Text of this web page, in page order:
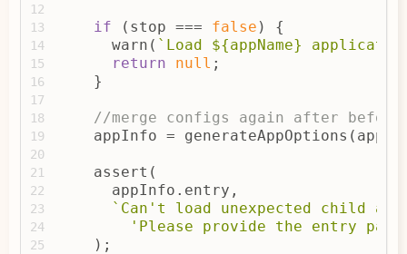
12
13
14
15
16
17
18
19
20
21
22
23
24
25
if (stop === false ) {
      warn(
`Load ${appName}
return
null ;
    }
//merge configs again after
appInfo =
    assert(
      appInfo.entry,
`Can't load unexpected child
'Please provide the entry
    );